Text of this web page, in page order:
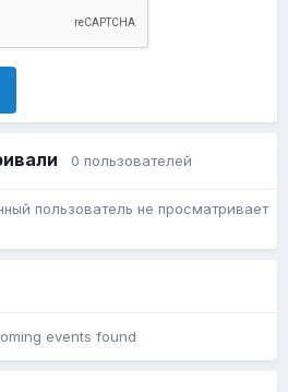
0 пользователей
пользователь не просматривает
events found